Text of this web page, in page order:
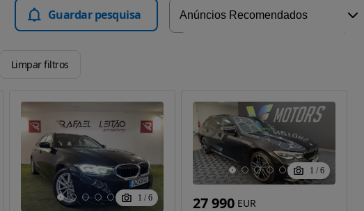
Guardar pesquisa
Limpar filtros
1 / 6
1 / 6
27 990 EUR